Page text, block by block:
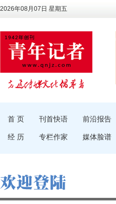
2026年08月07日 星期五
首 页 刊首快语 前沿报告
经 历 专栏作家 媒体脸谱